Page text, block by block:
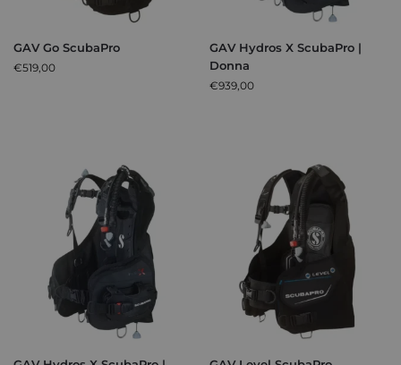
GAV Go ScubaPro
€519,00
GAV Hydros X ScubaPro |
Donna
€939,00